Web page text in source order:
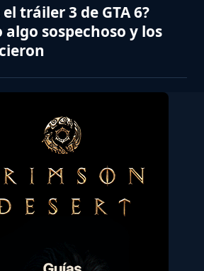
tráiler 3 de GTA 6?
sospechoso y los